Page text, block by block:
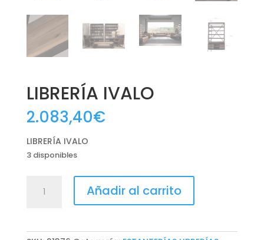
LIBRERÍA IVALO
2.083,40€
LIBRERÍA IVALO
3 disponibles
IVALO
Añadir al carrito